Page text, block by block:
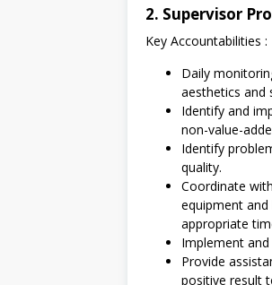
2. Supervisor
Key Accountabilities :
Daily
aesthetics and
Identify and
non-value-
Identify
quality.
Coordinate
equipment
appropriate
Implement
Provide
positive result